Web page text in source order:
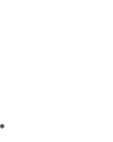
*Обязательно